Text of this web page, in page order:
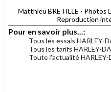
Matthieu BRETILLE - Photos
Reproduction
Pour en savoir plus...:
Tous les essais HARLEY-
Tous les tarifs HARLEY-
Toute l'actualité HARLEY-